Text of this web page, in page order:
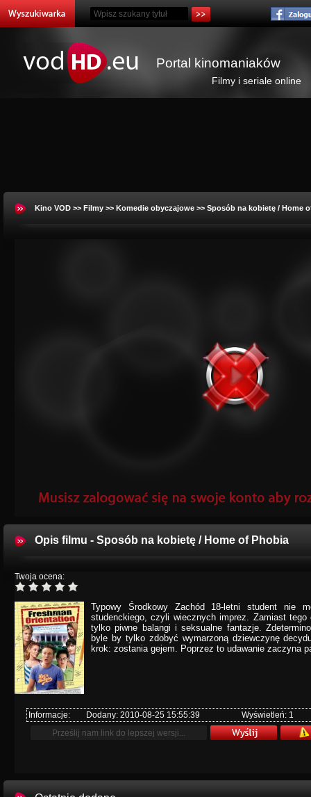
Portal kinomaniaków
Filmy i seriale online
Kino VOD >> Filmy >> Komedie obyczajowe >> Sposób na kobietę / Home
Opis filmu - Sposób na kobietę / Home of Phobia
Twoja ocena:
Typowy Środkowy Zachód 18-letni student nie
studenckiego, czyli wiecznych imprez. Zamiast tego
tylko piwne balangi i seksualne fantazje.
byle by tylko zdobyć wymarzoną dziewczynę
krok: zostania gejem. Poprzez to udawanie zaczyna
Informacje: Dodany: 2010-08-25 15:55:39 Wyświetleń: 1